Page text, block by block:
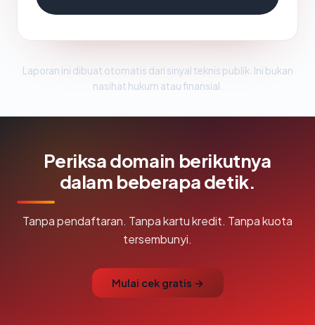
Laporan ini dibuat otomatis dari sinyal teknis publik. Ini bukan
nasihat hukum atau finansial.
Periksa domain berikutnya
dalam beberapa detik.
Tanpa pendaftaran. Tanpa kartu kredit. Tanpa kuota
tersembunyi.
Mulai cek gratis →